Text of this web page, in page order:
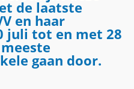
de laatste
en haar
juli tot en met 28
gaan door.